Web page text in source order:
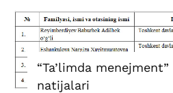
“Ta’limda
natijalari